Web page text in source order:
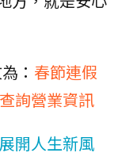
： 春節連假
詢營業資訊
開人生新風